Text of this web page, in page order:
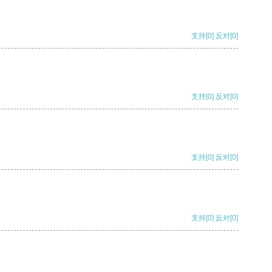
支持[0] 反对[0]
支持[0] 反对[0]
支持[0] 反对[0]
支持[0] 反对[0]